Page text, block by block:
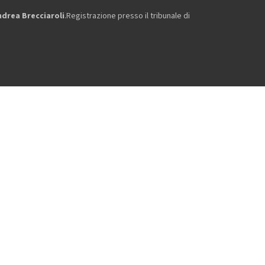
Brecciaroli.Registrazione presso il tribunale di